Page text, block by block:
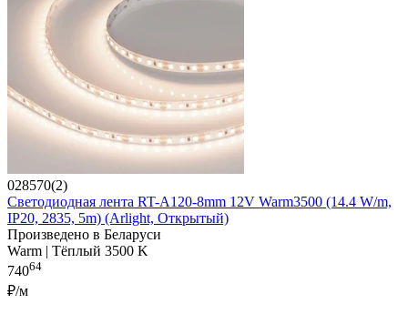
028570(2)
Светодиодная лента RT-A120-8mm 12V Warm3500 (14.4 W/m,
IP20, 2835, 5m) (Arlight, Открытый)
Произведено в Беларуси
Warm | Тёплый 3500 K
74064
₽/м